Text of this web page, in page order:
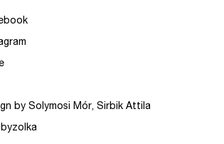
by Solymosi Mór, Sirbik Attila